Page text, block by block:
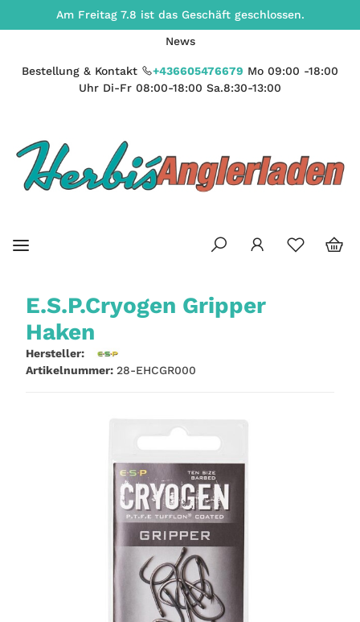
Am Freitag 7.8 ist das Geschäft geschlossen.
News
Bestellung & Kontakt +436605476679 Mo 09:00 -18:00
Uhr Di-Fr 08:00-18:00 Sa.8:30-13:00
E.S.P.Cryogen Gripper
Haken
Hersteller:
Artikelnummer: 28-EHCGR000